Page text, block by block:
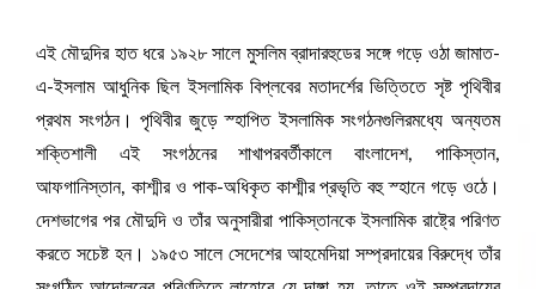
এই মৌদুদির হাত ধরে ১৯২৮ সালে মুসলিম ব্রাদারহুডের সঙ্গে গড়ে ওঠা জামাত-
এ-ইসলাম আধুনিক ছিল ইসলামিক বিপ্লবের মতাদর্শের ভিত্তিতে সৃষ্ট পৃথিবীর
প্রথম সংগঠন। পৃথিবীর জুড়ে স্হাপিত ইসলামিক সংগঠনগুলিরমধ্যে অন্যতম
শক্তিশালী এই সংগঠনের শাখাপরবর্তীকালে বাংলাদেশ, পাকিস্তান,
আফগানিস্তান, কাশ্মীর ও পাক-অধিকৃত কাশ্মীর প্রভৃতি বহু স্হানে গড়ে ওঠে।
দেশভাগের পর মৌদুদি ও তাঁর অনুসারীরা পাকিস্তানকে ইসলামিক রাষ্ট্রে পরিণত
করতে সচেষ্ট হন। ১৯৫৩ সালে সেদেশের আহমেদিয়া সম্প্রদায়ের বিরুদ্ধে তাঁর